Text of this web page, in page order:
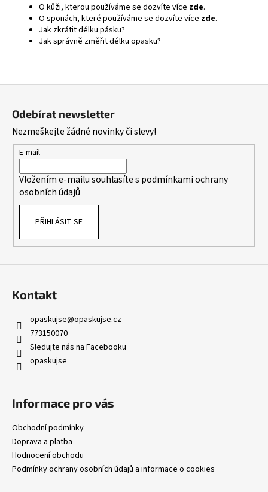
O kůži, kterou používáme se dozvíte více zde.
O sponách, které používáme se dozvíte více zde.
Jak zkrátit délku pásku?
Jak správně změřit délku opasku?
Odebírat newsletter
Nezmeškejte žádné novinky či slevy!
E-mail
Vložením e-mailu souhlasíte s podmínkami ochrany
osobních údajů
PŘIHLÁSIT SE
Kontakt
opaskujse@opaskujse.cz
773150070
Sledujte nás na Facebooku
opaskujse
Informace pro vás
Obchodní podmínky
Doprava a platba
Hodnocení obchodu
Podmínky ochrany osobních údajů a informace o cookies